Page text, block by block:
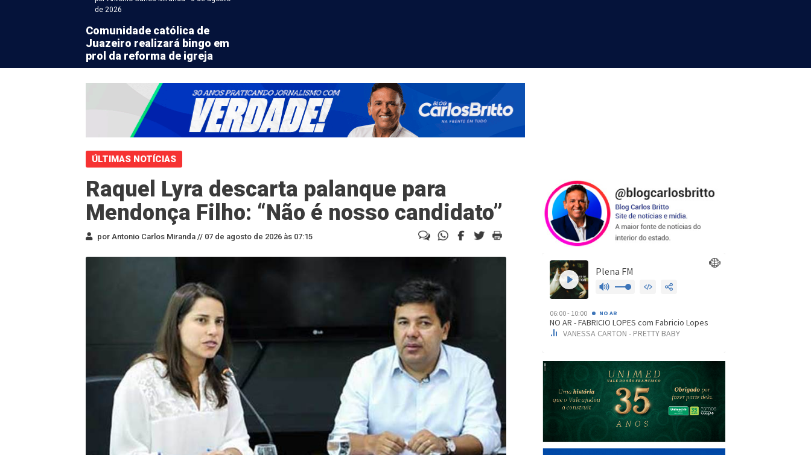
de 2026
Comunidade católica de
Juazeiro realizará bingo em
prol da reforma de igreja
ÚLTIMAS NOTÍCIAS
Raquel Lyra descarta palanque para
Mendonça Filho: “Não é nosso candidato”
por Antonio Carlos Miranda // 07 de agosto de 2026 às 07:15